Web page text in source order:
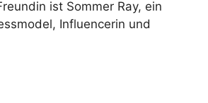
ist Sommer Ray, ein
Influencerin und